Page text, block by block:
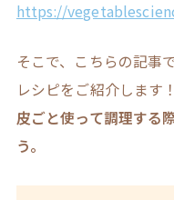
https://
そこで、こちらの記事
レシピをご紹介します！
皮ごと使って調理する
う。